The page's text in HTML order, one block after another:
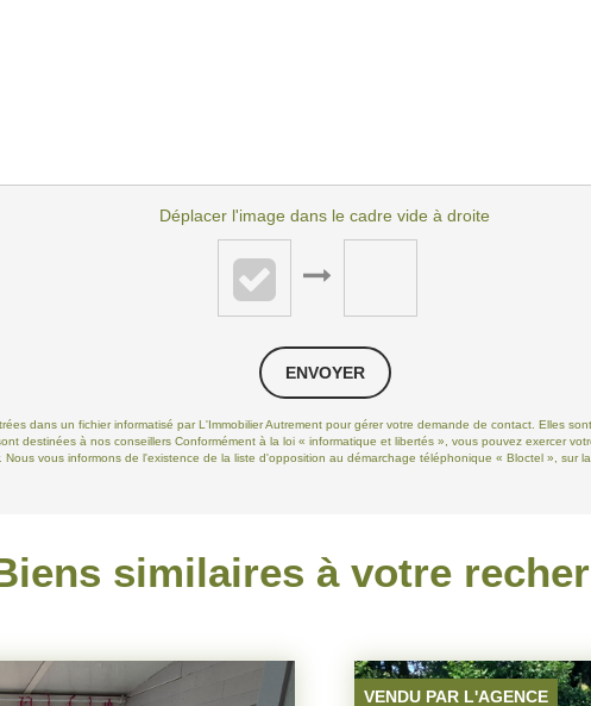
Déplacer l'image dans le cadre vide à droite
ENVOYER
dans un fichier informatisé par L'Immobilier Autrement pour gérer votre demande de contact. Elles
destinées à nos conseillers Conformément à la loi « informatique et libertés », vous pouvez exercer
Nous vous informons de l'existence de la liste d'opposition au démarchage téléphonique « Bloctel », sur
similaires à votre
VENDU PAR L'AGENCE